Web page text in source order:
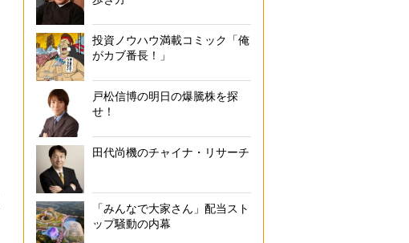
投資ノウハウ満載コミック「俺
がカブ番長！」
戸松信博の明日の爆騰株を探
せ！
田代尚機のチャイナ・リサーチ
「みんなで大家さん」配当スト
ップ騒動の内幕